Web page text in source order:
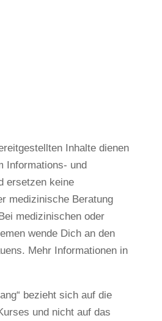
Inhalte dienen
Informations- und
ersetzen keine
medizinische Beratung
medizinischen oder
wende Dich an den
Mehr Informationen in
bezieht sich auf die
und nicht auf das